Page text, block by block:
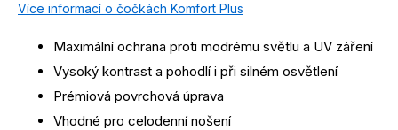
Více informací o čočkách Komfort Plus
Maximální ochrana proti modrému světlu a UV záření
Vysoký kontrast a pohodlí i při silném osvětlení
Prémiová povrchová úprava
Vhodné pro celodenní nošení